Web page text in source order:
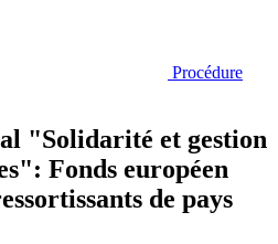
Procédure
"Solidarité et gestion
Fonds européen
de pays